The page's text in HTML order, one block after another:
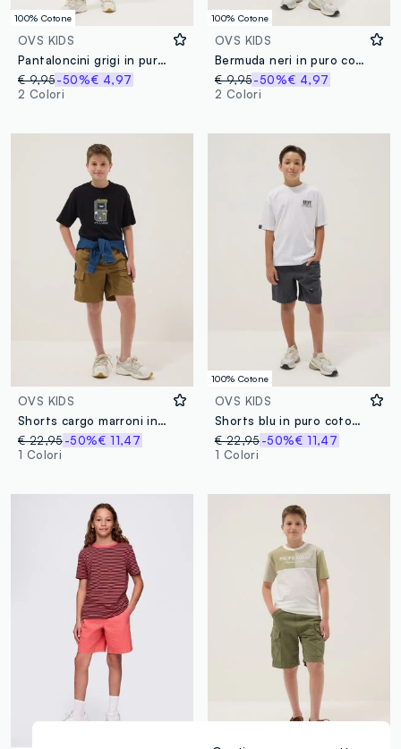
100% Cotone
OVS KIDS
Pantaloncini grigi in puro cotone con vita elasticizzata
€ 9,95-50%€ 4,97
2 Colori
100% Cotone
OVS KIDS
Bermuda neri in puro cotone con vita elasticizzata
€ 9,95-50%€ 4,97
2 Colori
OVS KIDS
Shorts cargo marroni in cotone elasticizzato per ragazzo comfort fit
€ 22,95-50%€ 11,47
1 Colori
100% Cotone
OVS KIDS
Shorts blu in puro cotone con vita elastica per ragazzo comfort fit
€ 22,95 -50%€ 11,47
1 Colori